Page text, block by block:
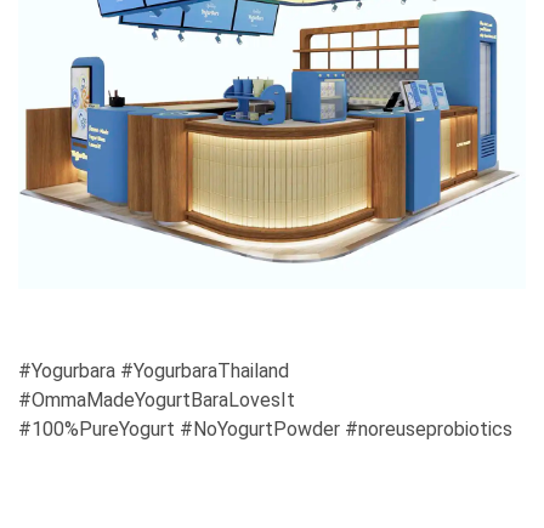
#Yogurbara #YogurbaraThailand
#OmmaMadeYogurtBaraLovesIt
#100%PureYogurt #NoYogurtPowder #noreuseprobiotics